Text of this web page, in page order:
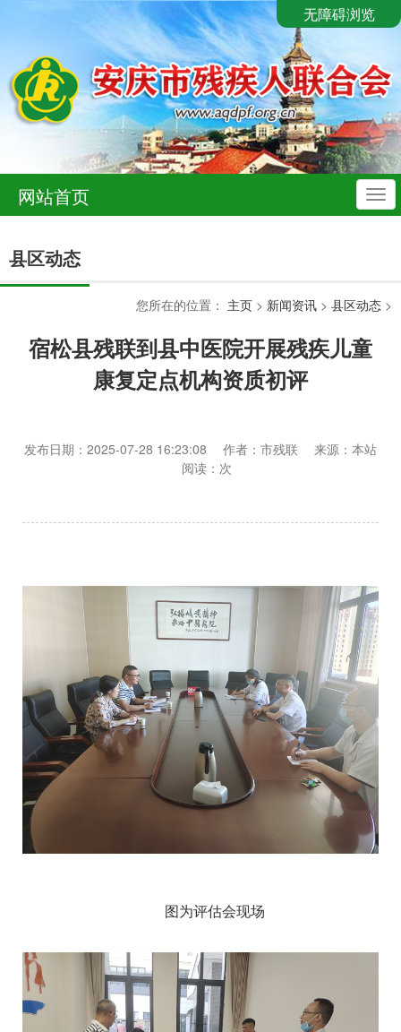
无障碍浏览
导
航
网站首页
县区动态
您所在的位置： 主页 > 新闻资讯 > 县区动态 >
宿松县残联到县中医院开展残疾儿童
康复定点机构资质初评
发布日期：2025-07-28 16:23:08 作者：市残联 来源：本站
阅读： 次
图为评估会现场